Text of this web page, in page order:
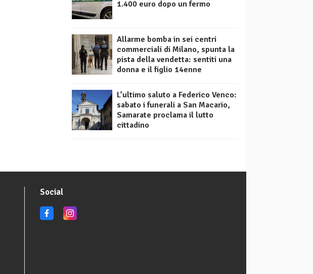
1.400 euro dopo un fermo
Allarme bomba in sei centri
commerciali di Milano, spunta la
pista della vendetta: sentiti una
donna e il figlio 14enne
L’ultimo saluto a Federico Venco:
sabato i funerali a San Macario,
Samarate proclama il lutto
cittadino
Social